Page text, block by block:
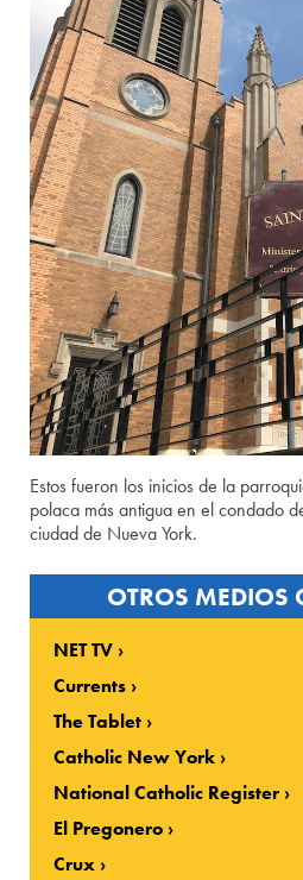
Estos fueron los inicios de la
polaca más antigua en el condado
ciudad de Nueva York.
OTROS MEDIOS
NET TV
Currents
The Tablet
Catholic New York
National Catholic Register
El Pregonero
Crux